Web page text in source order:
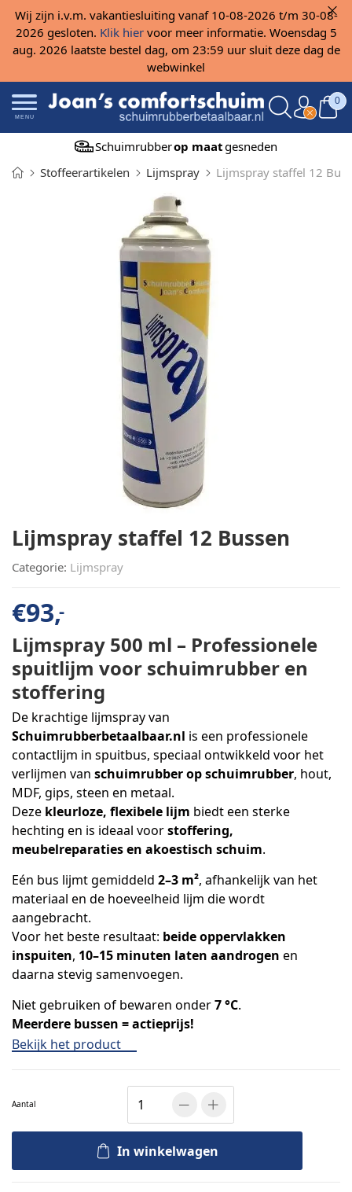
Wij zijn i.v.m. vakantiesluiting vanaf 10-08-2026 t/m 30-08-
2026 gesloten. Klik hiervoor meer informatie. Woensdag 5
aug. 2026 laatste bestel dag, om 23:59 uur sluit deze dag de
webwinkel
MENU
0
Schuimrubberop maatgesneden
Stoffeerartikelen
Lijmspray Lijmspray staffel 12
Lijmspray staffel 12 Bussen
Categorie: Lijmspray
€93,-
Lijmspray 500 ml – Professionele
spuitlijm voor schuimrubber en
stoffering
De krachtige lijmspray van
Schuimrubberbetaalbaar.nl is een professionele
contactlijm in spuitbus, speciaal ontwikkeld voor het
verlijmen van schuimrubber op schuimrubber, hout,
MDF, gips, steen en metaal.
Deze kleurloze, flexibele lijm biedt een sterke
hechting en is ideaal voorstoffering,
meubelreparaties en akoestisch schuim.
Eén bus lijmt gemiddeld 2–3 m², afhankelijk van het
materiaal en de hoeveelheid lijm die wordt
aangebracht.
Voor het beste resultaat: beide oppervlakken
inspuiten, 10–15 minuten laten aandrogen en
daarna stevig samenvoegen.
Niet gebruiken of bewaren onder7 °C.
Meerdere bussen = actieprijs!
Bekijk het product
Aantal
In winkelwagen